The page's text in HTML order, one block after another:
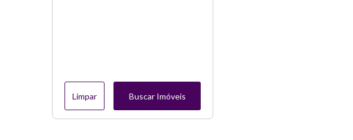
Limpar Buscar Imóveis